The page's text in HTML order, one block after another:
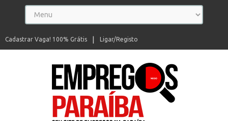
Ligar/Registo
Cadastrar Vaga! 100% Grátis